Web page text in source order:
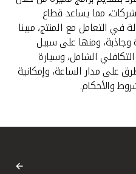
مما يساعد قطاع
التعامل مع المنتج، مبينا
وجاذبة، ومنها على سبيل
الشامل، وسيارة
على مدار الساعة، وإمكانية
والأحكام.